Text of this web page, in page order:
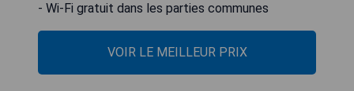
- Wi-Fi gratuit dans les parties communes
VOIR LE MEILLEUR PRIX